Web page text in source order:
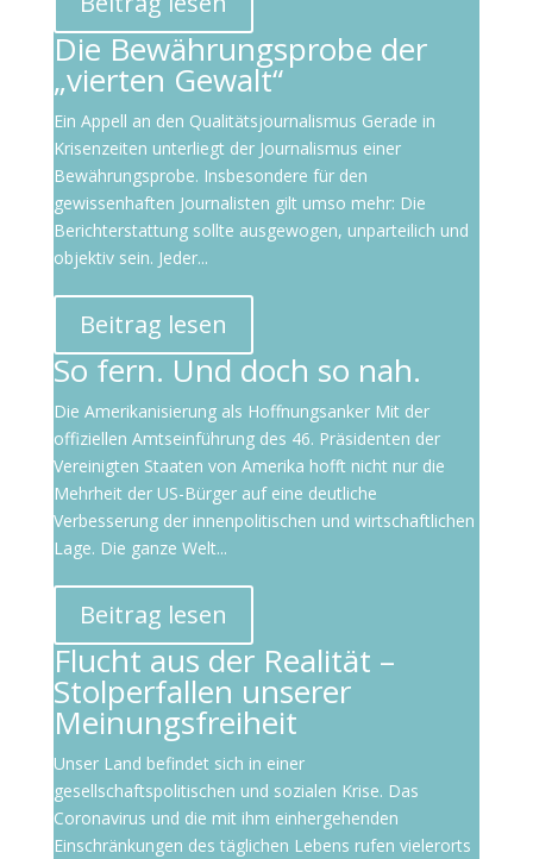
Die Bewährungsprobe der
„vierten Gewalt“
Ein Appell an den Qualitätsjournalismus Gerade in
Krisenzeiten unterliegt der Journalismus einer
Bewährungsprobe. Insbesondere für den
gewissenhaften Journalisten gilt umso mehr: Die
Berichterstattung sollte ausgewogen, unparteilich und
objektiv sein. Jeder...
Beitrag lesen
So fern. Und doch so nah.
Die Amerikanisierung als Hoffnungsanker Mit der
offiziellen Amtseinführung des 46. Präsidenten der
Vereinigten Staaten von Amerika hofft nicht nur die
Mehrheit der US-Bürger auf eine deutliche
Verbesserung der innenpolitischen und wirtschaftlichen
Lage. Die ganze Welt...
Beitrag lesen
Flucht aus der Realität –
Stolperfallen unserer
Meinungsfreiheit
Unser Land befindet sich in einer
gesellschaftspolitischen und sozialen Krise. Das
Coronavirus und die mit ihm einhergehenden
Einschränkungen des täglichen Lebens rufen vielerorts